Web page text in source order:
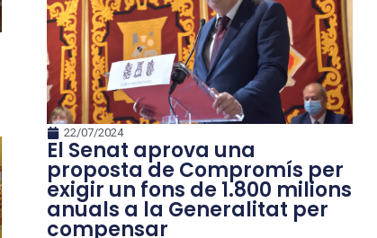
22/07/2024
El Senat aprova una
proposta de Compromís per
exigir un fons de 1.800 milions
anuals a la Generalitat per
compensar